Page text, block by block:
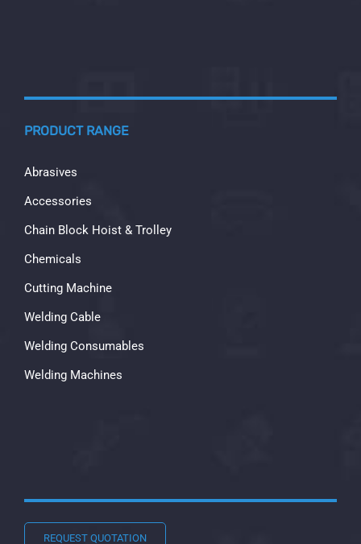
PRODUCT RANGE
Abrasives
Accessories
Chain Block Hoist & Trolley
Chemicals
Cutting Machine
Welding Cable
Welding Consumables
Welding Machines
REQUEST QUOTATION